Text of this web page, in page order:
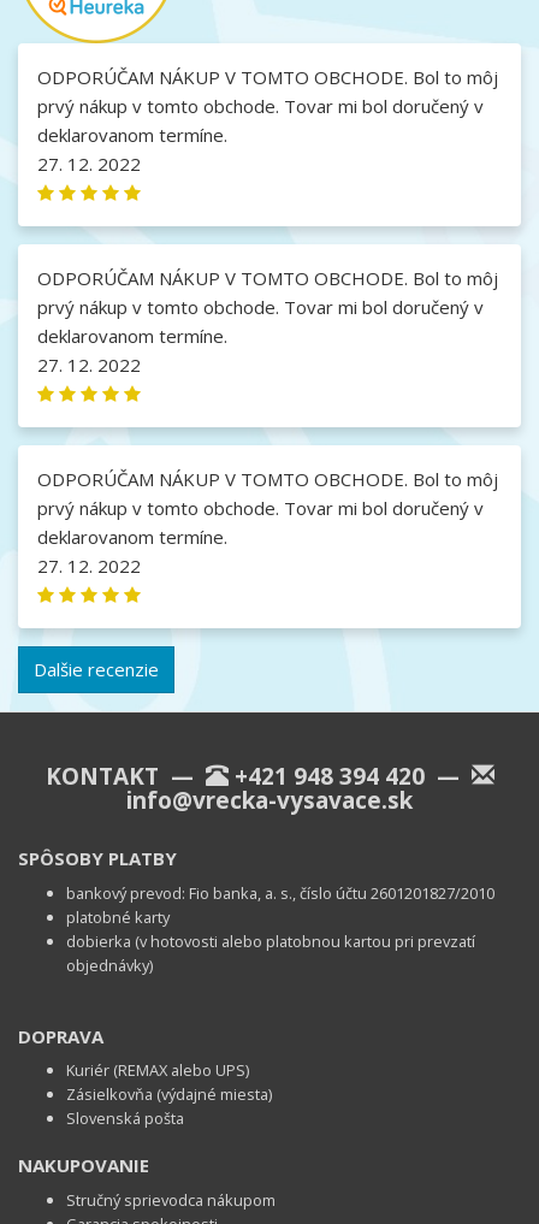
ODPORÚČAM NÁKUP V TOMTO OBCHODE. Bol to môj
prvý nákup v tomto obchode. Tovar mi bol doručený v
deklarovanom termíne.
27. 12. 2022
ODPORÚČAM NÁKUP V TOMTO OBCHODE. Bol to môj
prvý nákup v tomto obchode. Tovar mi bol doručený v
deklarovanom termíne.
27. 12. 2022
ODPORÚČAM NÁKUP V TOMTO OBCHODE. Bol to môj
prvý nákup v tomto obchode. Tovar mi bol doručený v
deklarovanom termíne.
27. 12. 2022
Dalšie recenzie
KONTAKT — +421 948 394 420—
info@vrecka-vysavace.sk
SPÔSOBY PLATBY
bankový prevod: Fio banka, a. s., číslo účtu 2601201827/2010
platobné karty
dobierka (v hotovosti alebo platobnou kartou pri prevzatí
objednávky)
DOPRAVA
Kuriér (REMAX alebo UPS)
Zásielkovňa (výdajné miesta)
Slovenská pošta
NAKUPOVANIE
Stručný sprievodca nákupom